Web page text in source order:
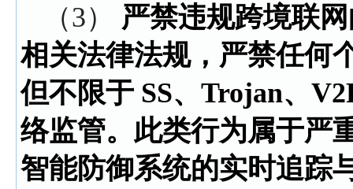
（3） 严禁违规跨境联
相关法律法规，严禁任何
但不限于 SS、Trojan、
络监管。此类行为属于严
智能防御系统的实时追踪